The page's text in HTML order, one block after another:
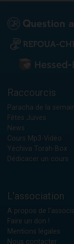
Raccourcis
Paracha de la
Fêtes Juives
News
Cours Mp3-Vidéo
Yéchiva Torah-Box
Dédicacer un cours
L'association
A propos de
Faire un don !
Mentions légales
Nous contacter